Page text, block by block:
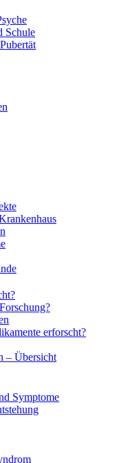
Schule
erforscht?
– Übersicht
Symptome